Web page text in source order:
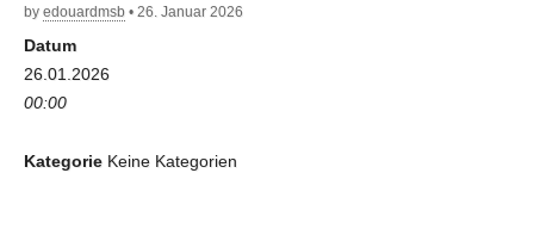
by edouardmsb • 26. Januar 2026
Datum
26.01.2026
00:00
Kategorie Keine Kategorien